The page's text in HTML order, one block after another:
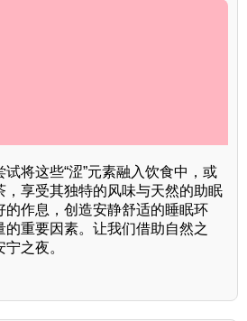
将这些“涩”元素融入饮食中，或
，享受其独特的风味与天然的助眠
的作息，创造安静舒适的睡眠环
重要因素。让我们借助自然之
之夜。